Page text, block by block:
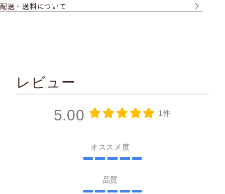
配送・送料について
レビュー
5.00 1件
オススメ度
品質